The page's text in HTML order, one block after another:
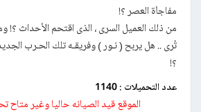
مفاجأة العصر ؟!
من ذلك العميل السرى ، الذى اقتحم الأحداث ؟!
تُرى .. هل يربح ( نـور ) وفريقـه تلك الحـرب
؟!
عدد التحميلات : 1140
الموقع قيد الصيانه حاليا وغير متاح